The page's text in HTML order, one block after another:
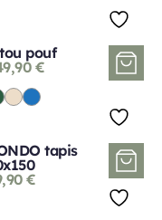
pouf
€
tapis
€